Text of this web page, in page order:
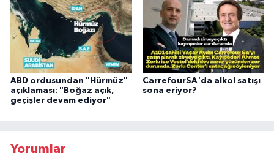
ABD ordusundan "Hürmüz"
açıklaması: "Boğaz açık,
geçişler devam ediyor"
CarrefourSA'da alkol satışı
sona eriyor?
Yorumlar